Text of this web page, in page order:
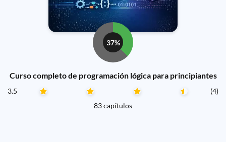
37%
Curso completo de programación lógica para principiantes
3.5
(4)
83 capítulos